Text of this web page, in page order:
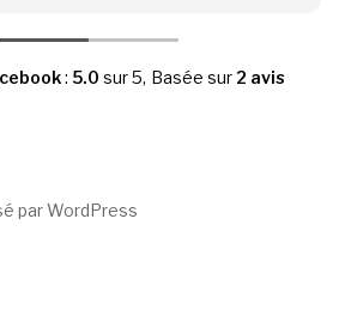
: 5.0 sur 5, Basée sur 2 avis
par WordPress